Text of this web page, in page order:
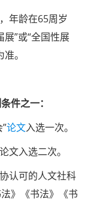
年龄在65周岁
展”或“全国性展
。
件之一：
论文入选一次。
文入选二次。
认可的人文社科
》《书法》《书